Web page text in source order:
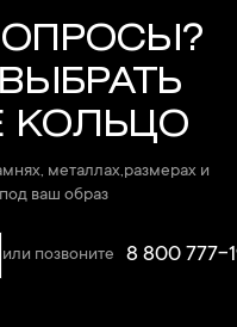
КОЛЬЦО
металлах,размерах и
ваш образ
или позвоните 8 800 777-